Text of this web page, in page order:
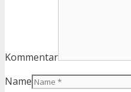
Kommentar
Name